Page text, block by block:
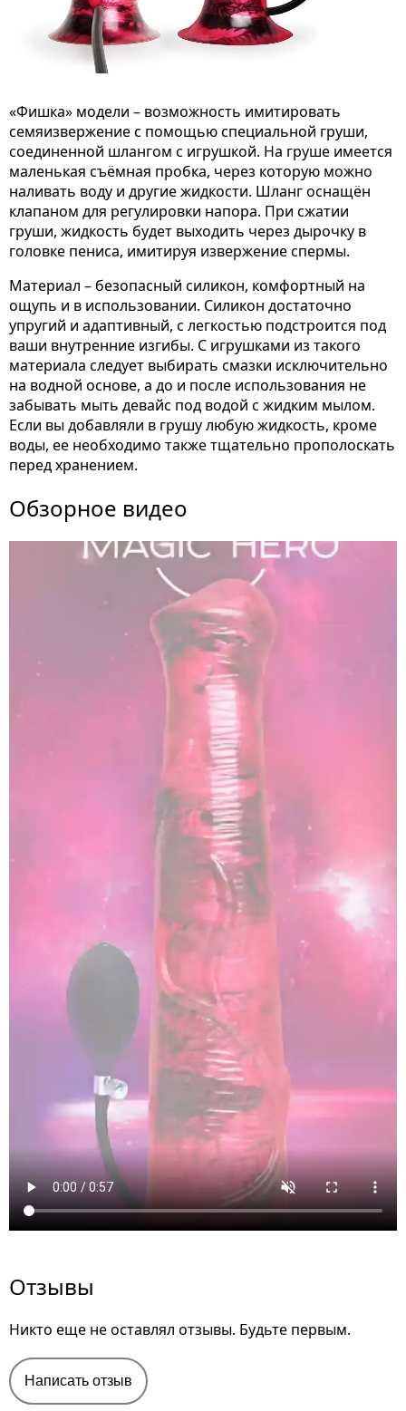
«Фишка» модели – возможность имитировать
семяизвержение с помощью специальной груши,
соединенной шлангом с игрушкой. На груше имеется
маленькая съёмная пробка, через которую можно
наливать воду и другие жидкости. Шланг оснащён
клапаном для регулировки напора. При сжатии
груши, жидкость будет выходить через дырочку в
головке пениса, имитируя извержение спермы.
Материал – безопасный силикон, комфортный на
ощупь и в использовании. Силикон достаточно
упругий и адаптивный, с легкостью подстроится под
ваши внутренние изгибы. С игрушками из такого
материала следует выбирать смазки исключительно
на водной основе, а до и после использования не
забывать мыть девайс под водой с жидким мылом.
Если вы добавляли в грушу любую жидкость, кроме
воды, ее необходимо также тщательно прополоскать
перед хранением.
Обзорное видео
Отзывы
Никто еще не оставлял отзывы. Будьте первым.
Написать отзыв